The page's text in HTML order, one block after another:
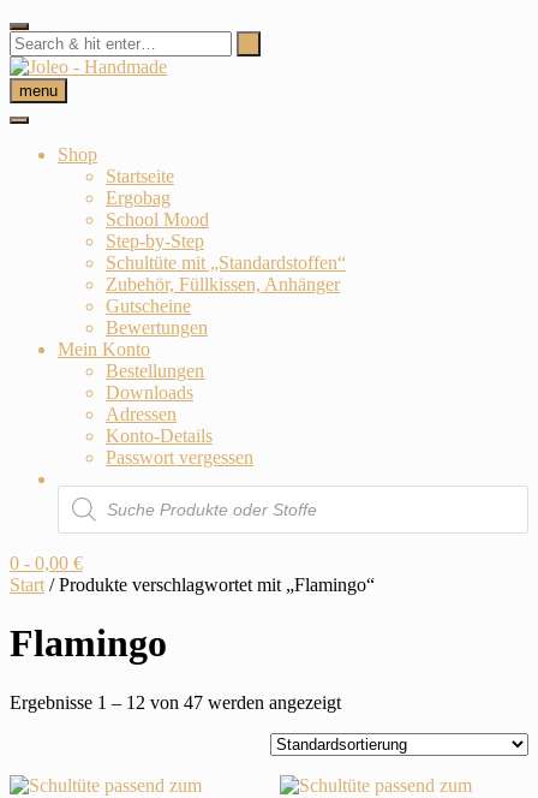
Skip
to
content
menu
Shop
Startseite
Ergobag
School Mood
Step-by-Step
Schultüte mit „Standardstoffen“
Zubehör, Füllkissen, Anhänger
Gutscheine
Bewertungen
Mein Konto
Bestellungen
Downloads
Adressen
Konto-Details
Passwort vergessen
Products
search
0 - 0,00 €
Start / Produkte verschlagwortet mit „Flamingo“
Flamingo
Ergebnisse 1 – 12 von 47 werden angezeigt